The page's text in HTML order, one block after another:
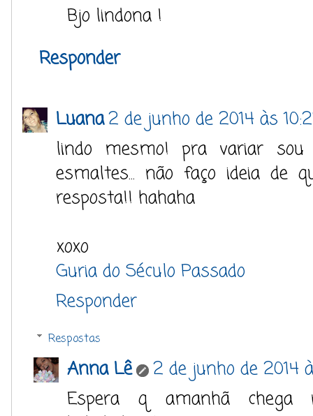
Bjo lindona !
Responder
Luana2 de junho de 2014 às
lindo mesmo! pra variar
esmaltes... não faço ideia de
resposta!! hahaha
xoxo
Guria do Século Passado
Responder
Respostas
Anna Lê
2 de junho de 2014
Espera q amanhã chega